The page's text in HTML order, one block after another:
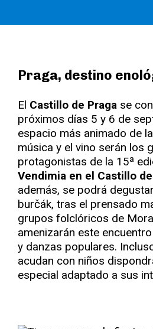
Praga, destino
El Castillo de Praga se
próximos días 5 y 6 de
espacio más animado de
música y el vino serán los
protagonistas de la 15ª
Vendimia en el Castillo
además, se podrá
burčák, tras el prensado
grupos folclóricos de
amenizarán este
y danzas populares.
acudan con niños
especial adaptado a sus